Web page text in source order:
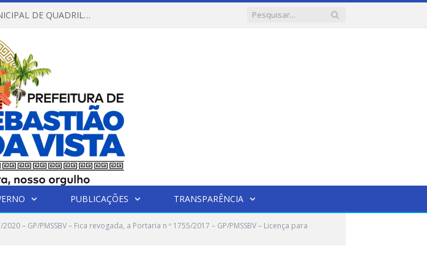
REGULAMENTO DO X CONCURSO INTERMUNICIPAL DE QUADRILHAS JUNINAS – 2026 – ARRAIÁ DA VENEZA
PUBLICAÇÕES TRANSPARÊNCIA
2020 – GP/PMSSBV – Fica revogada, a Portaria n º 1755/2017 – GP/PMSSBV – Licença para